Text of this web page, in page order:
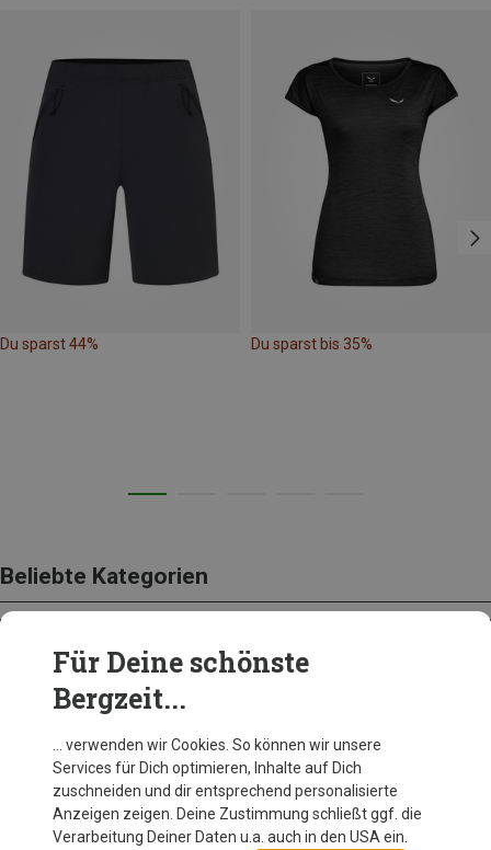
Du sparst 44% Du sparst bis 35%
Beliebte Kategorien
BEKLEIDUNG
Für Deine schönste
Bergzeit...
… verwenden wir Cookies. So können wir unsere
Services für Dich optimieren, Inhalte auf Dich
zuschneiden und dir entsprechend personalisierte
Anzeigen zeigen. Deine Zustimmung schließt ggf. die
Verarbeitung Deiner Daten u.a. auch in den USA ein.